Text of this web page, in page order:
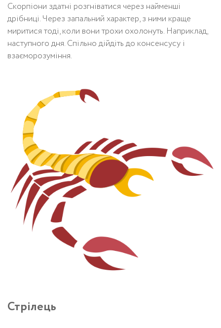
Скорпіони здатні розгніватися через найменші
дрібниці. Через запальний характер, з ними краще
миритися тоді, коли вони трохи охолонуть. Наприклад,
наступного дня. Спільно дійдіть до консенсусу і
взаєморозуміння.
Стрілець